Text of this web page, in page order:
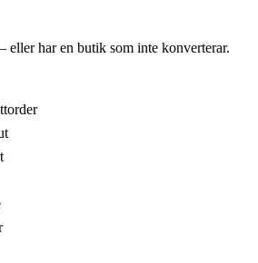
har en butik som inte konverterar.